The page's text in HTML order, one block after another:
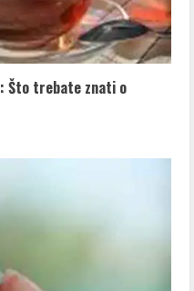
Što trebate znati o